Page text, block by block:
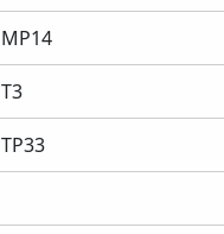
MP14
T3
TP33